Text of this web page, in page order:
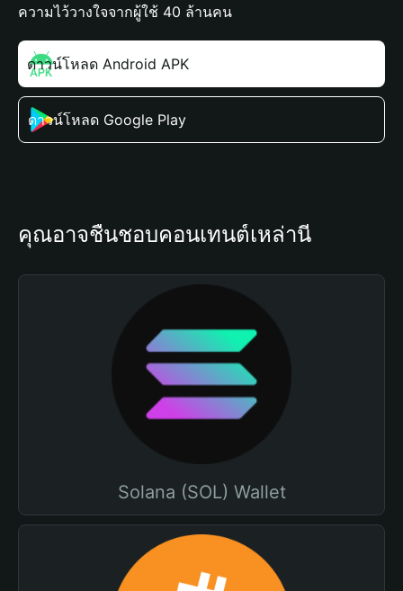
ความไว้วางใจจากผู้ใช้ 40 ล้านคน
ดาวน์โหลด Android APK
ดาวน์โหลด Google Play
คุณอาจชื่นชอบคอนเทนต์เหล่านี้
Solana (SOL) Wallet